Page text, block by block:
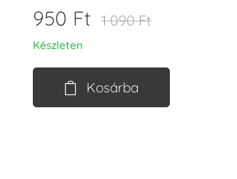
950 Ft 1 090Ft
Készleten
Kosárba